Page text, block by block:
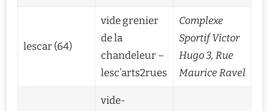
lescar (64)
vide grenier
de la
chandeleur –
lesc’arts2rues
Complexe
Sportif Victor
Hugo 3, Rue
Maurice Ravel
vide-